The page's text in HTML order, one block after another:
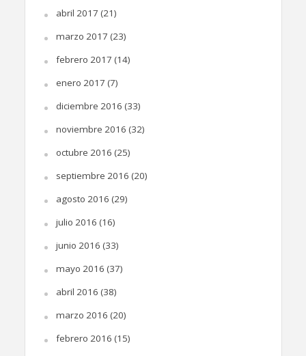
abril 2017 (21)
marzo 2017 (23)
febrero 2017 (14)
enero 2017 (7)
diciembre 2016 (33)
noviembre 2016 (32)
octubre 2016 (25)
septiembre 2016 (20)
agosto 2016 (29)
julio 2016 (16)
junio 2016 (33)
mayo 2016 (37)
abril 2016 (38)
marzo 2016 (20)
febrero 2016 (15)